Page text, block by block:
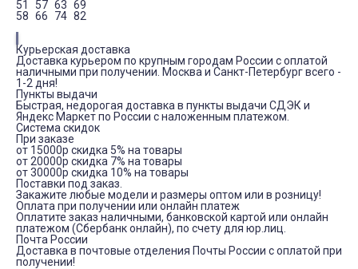
51 57 63 69
58 66 74 82
Курьерская доставка
Доставка курьером по крупным городам России с оплатой
наличными при получении. Москва и Санкт-Петербург всего -
1-2 дня!
Пункты выдачи
Быстрая, недорогая доставка в пункты выдачи СДЭК и
Яндекс Маркет по России с наложенным платежом.
Система скидок
При заказе
от 15000р скидка 5% на товары
от 20000р скидка 7% на товары
от 30000р скидка 10% на товары
Поставки под заказ.
Закажите любые модели и размеры оптом или в розницу!
Оплата при получении или онлайн платеж
Оплатите заказ наличными, банковской картой или онлайн
платежом (Сбербанк онлайн), по счету для юр.лиц.
Почта России
Доставка в почтовые отделения Почты России с оплатой при
получении!